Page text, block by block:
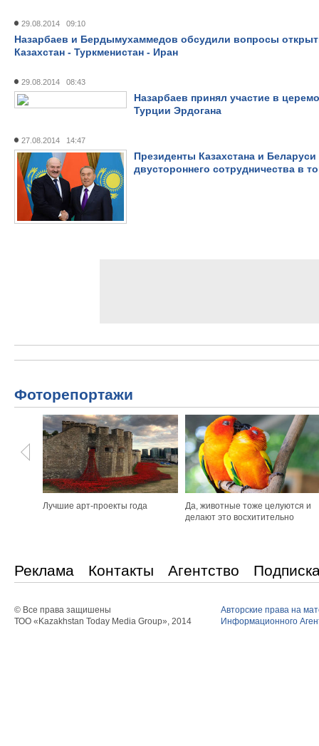
29.08.2014 09:10
Назарбаев и Бердымухаммедов обсудили вопросы
Казахстан - Туркменистан - Иран
29.08.2014 08:43
Назарбаев принял участие в
Турции Эрдогана
27.08.2014 14:47
Президенты Казахстана и
двустороннего сотрудничества в
Фоторепортажи
Лучшие арт-проекты года
Да, животные тоже целуются и
делают это восхитительно
Реклама Контакты Агентство
© Все права защишены
ТОО «Kazakhstan Today Media Group», 2014
Авторские права на
Информационного